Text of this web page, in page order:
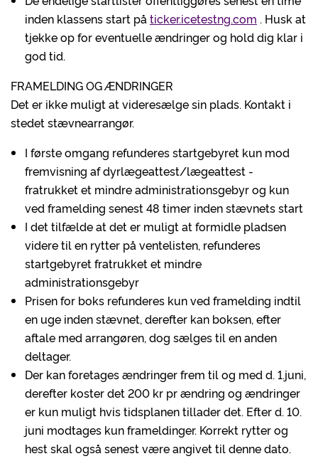
inden klassens start på ticker.icetestng.com . Husk at
tjekke op for eventuelle ændringer og hold dig klar i
god tid.
FRAMELDING OG ÆNDRINGER
Det er ikke muligt at videresælge sin plads. Kontakt i
stedet stævnearrangør.
I første omgang refunderes startgebyret kun mod
fremvisning af dyrlægeattest/lægeattest -
fratrukket et mindre administrationsgebyr og kun
ved framelding senest 48 timer inden stævnets start
I det tilfælde at det er muligt at formidle pladsen
videre til en rytter på ventelisten, refunderes
startgebyret fratrukket et mindre
administrationsgebyr
Prisen for boks refunderes kun ved framelding indtil
en uge inden stævnet, derefter kan boksen, efter
aftale med arrangøren, dog sælges til en anden
deltager.
Der kan foretages ændringer frem til og med d. 1.juni,
derefter koster det 200 kr pr ændring og ændringer
er kun muligt hvis tidsplanen tillader det. Efter d. 10.
juni modtages kun frameldinger. Korrekt rytter og
hest skal også senest være angivet til denne dato.